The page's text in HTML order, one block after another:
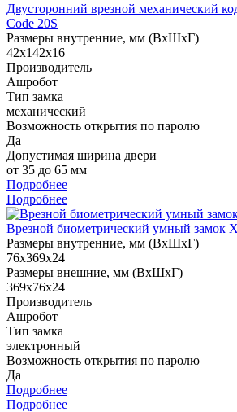
Двусторонний врезной механический
Code 20S
Размеры внутренние, мм (ВхШхГ)
42х142х16
Производитель
Ашробот
Тип замка
механический
Возможность открытия по паролю
Да
Допустимая ширина двери
от 35 до 65 мм
Подробнее
Подробнее
Врезной биометрический умный замок
Размеры внутренние, мм (ВхШхГ)
76x369x24
Размеры внешние, мм (ВхШхГ)
369х76х24
Производитель
Ашробот
Тип замка
электронный
Возможность открытия по паролю
Да
Подробнее
Подробнее